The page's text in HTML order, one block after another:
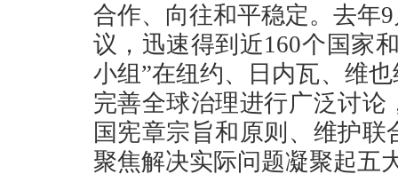
合作、向往和平稳定。去年
议，迅速得到近160个国家
小组”在纽约、日内瓦、维
完善全球治理进行广泛讨
国宪章宗旨和原则、维护
聚焦解决实际问题凝聚起五